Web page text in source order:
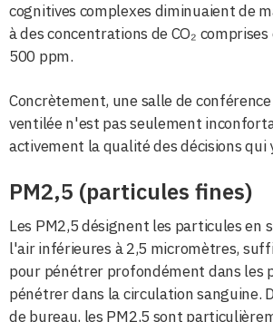
cognitives complexes diminuaient de
à des concentrations de CO₂
500 ppm.
Concrètement, une salle de
ventilée n'est pas seulement
activement la qualité des décisions qui
PM2,5 (particules fines)
Les PM2,5 désignent les particules en
l'air inférieures à 2,5 micromètres,
pour pénétrer profondément dans les
pénétrer dans la circulation sanguine.
de bureau, les PM2,5 sont